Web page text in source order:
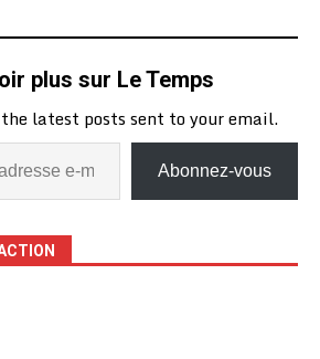
plus sur Le Temps
latest posts sent to your email.
Abonnez-vous